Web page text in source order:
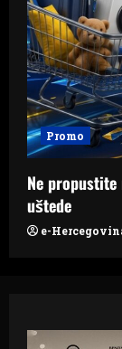
Promo
Ne propustite
uštede
e-